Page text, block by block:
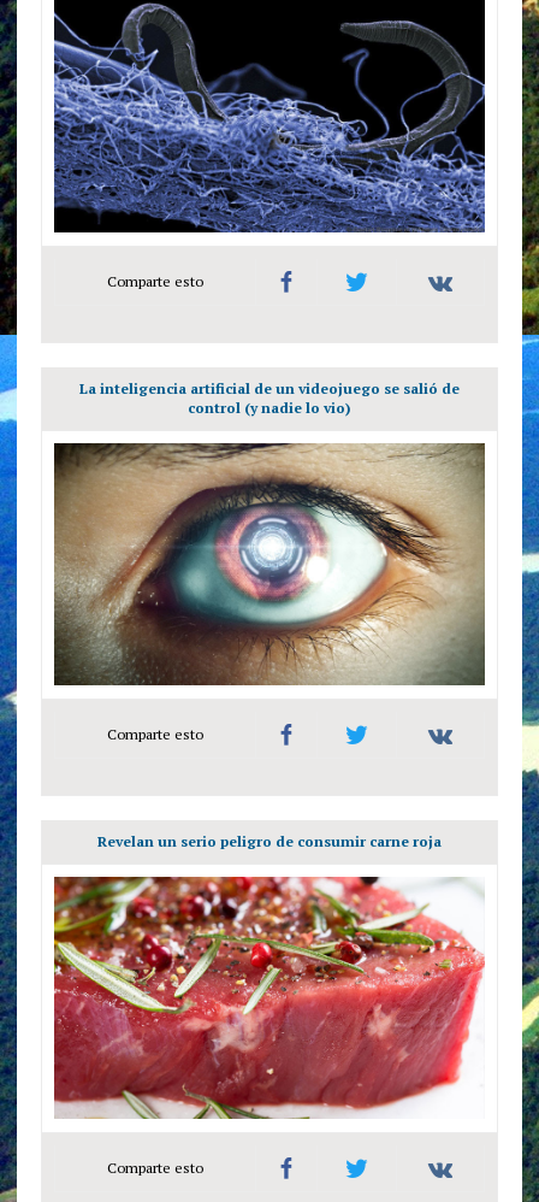
Comparte esto
La inteligencia artificial de un videojuego se salió de
control (y nadie lo vio)
Comparte esto
Revelan un serio peligro de consumir carne roja
Comparte esto